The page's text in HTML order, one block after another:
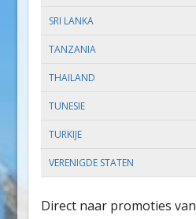
SRI LANKA
TANZANIA
THAILAND
TUNESIE
TURKIJE
VERENIGDE STATEN
Direct naar promoties van